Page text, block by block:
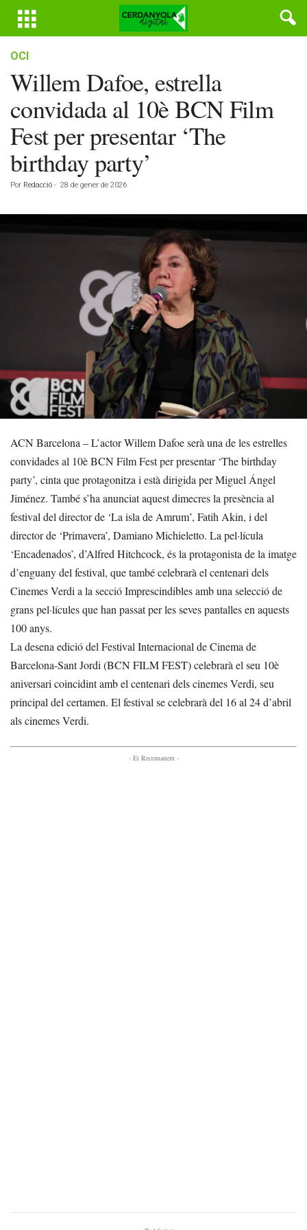
OCI
Willem Dafoe, estrella
convidada al 10è BCN Film
Fest per presentar ‘The
birthday party’
Por Redacció - 28 de gener de 2026
ACN Barcelona – L’actor Willem Dafoe serà una de les estrelles
convidades al 10è BCN Film Fest per presentar ‘The birthday
party’, cinta que protagonitza i està dirigida per Miguel Ángel
Jiménez. També s’ha anunciat aquest dimecres la presència al
festival del director de ‘La isla de Amrum’, Fatih Akin, i del
director de ‘Primavera’, Damiano Michieletto. La pel·lícula
‘Encadenados’, d’Alfred Hitchcock, és la protagonista de la imatge
d’enguany del festival, que també celebrarà el centenari dels
Cinemes Verdi a la secció Imprescindibles amb una selecció de
grans pel·lícules que han passat per les seves pantalles en aquests
100 anys.
La desena edició del Festival Internacional de Cinema de
Barcelona-Sant Jordi (BCN FILM FEST) celebrarà el seu 10è
aniversari coincidint amb el centenari dels cinemes Verdi, seu
principal del certamen. El festival se celebrarà del 16 al 24 d’abril
als cinemes Verdi.
- Et Recomanem -